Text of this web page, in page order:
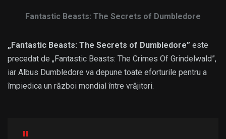
Fantastic Beasts: The Secrets of Dumbledore
„Fantastic Beasts: The Secrets of Dumbledore” este
precedat de „Fantastic Beasts: The Crimes Of Grindelwald”,
iar Albus Dumbledore va depune toate eforturile pentru a
împiedica un război mondial între vrăjitori.